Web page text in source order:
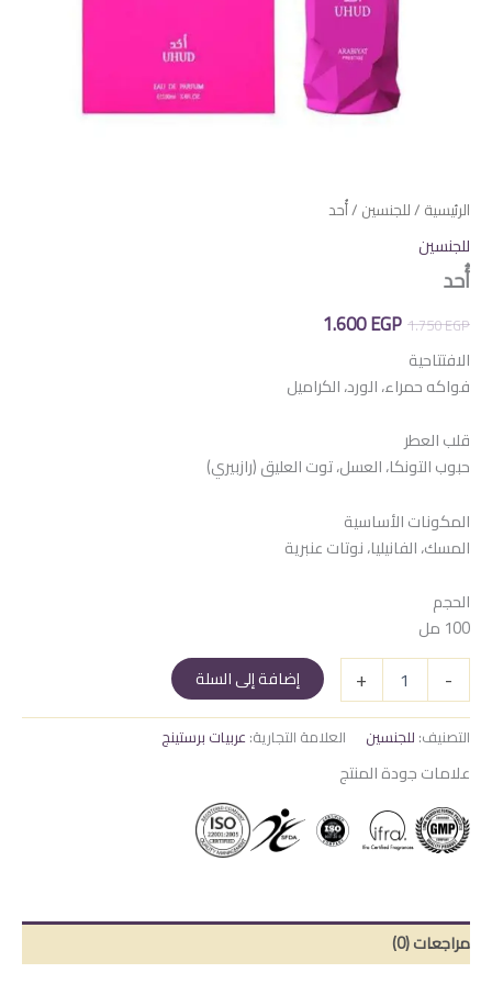
الرئيسية /للجنسين / أُحد
للجنسين
أُحد
1.750EGP
السعر
هو:
1.600EGP
هو:
الافتتاحية
فواكه حمراء، الورد، الكراميل
قلب العطر
حبوب التونكا، العسل، توت العليق (رازبيري)
المكونات الأساسية
المسك، الفانيليا، نوتات عنبرية
الحجم
100 مل
-
كمية + إضافة إلى السلة
التصنيف: للجنسين العلامة التجارية:عربيات برستينج
علامات جودة المنتج
مراجعات (0)